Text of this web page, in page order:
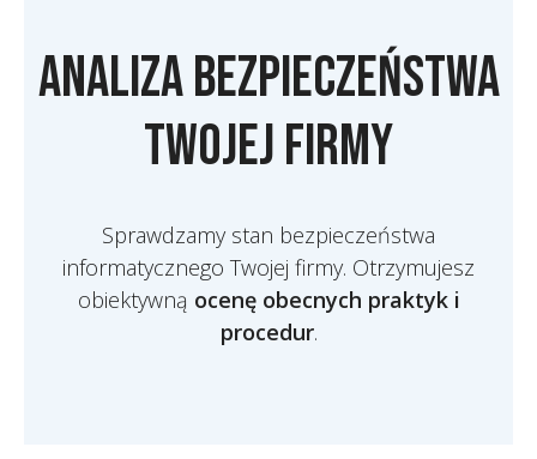
Analiza bezpieczeństwa
Twojej firmy
Sprawdzamy stan bezpieczeństwa
informatycznego Twojej firmy. Otrzymujesz
obiektywną ocenę obecnych praktyk i
procedur.